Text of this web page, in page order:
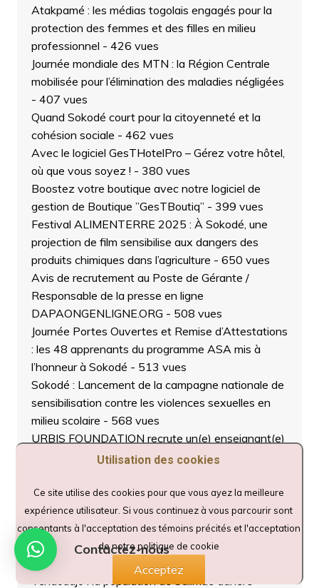
Atakpamé : les médias togolais engagés pour la
protection des femmes et des filles en milieu
professionnel - 426 vues
Journée mondiale des MTN : la Région Centrale
mobilisée pour l’élimination des maladies négligées
- 407 vues
Quand Sokodé court pour la citoyenneté et la
cohésion sociale - 462 vues
Avec le logiciel GesTHotelPro – Gérez votre hôtel,
où que vous soyez ! - 380 vues
Boostez votre boutique avec notre logiciel de
gestion de Boutique ”GesTBoutiq” - 399 vues
Festival ALIMENTERRE 2025 : À Sokodé, une
projection de film sensibilise aux dangers des
produits chimiques dans l’agriculture - 650 vues
Avis de recrutement au Poste de Gérante /
Responsable de la presse en ligne
DAPAONGENLIGNE.ORG - 508 vues
Journée Portes Ouvertes et Remise d’Attestations
: les 48 apprenants du programme ASA mis à
l’honneur à Sokodé - 513 vues
Sokodé : Lancement de la campagne nationale de
sensibilisation contre les violences sexuelles en
milieu scolaire - 568 vues
URBIS FOUNDATION recrute un(e) enseignant(e)
des cours de médias modernes et chargé de la
Assemblée Générale 2025: L’Association des
Acheteurs d’Anacarde du Togo (3A-Togo) se
projette vers une meilleure traçabilité et une
commercialisation plus performante.- 684 vues
Le CJET installe sa coordination préfectorale à
Tchaoudjo : la population de Salimdè adhère
Utilisation des cookies
Ce site utilise des cookies pour que vous ayez la meilleure
expérience utilisateur. Si vous continuez à vous parcourir sont
consentants à l'acceptation des témoins précités et l'acceptation
de notre politique de cookie
Acceptez
Contactez-nous